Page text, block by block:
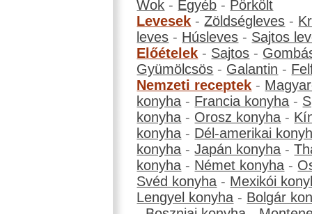
Wok - Egyéb - Pörkölt
Levesek -Zöldségleves -
leves - Húsleves - Sajtos
Előételek - Sajtos -
Gyümölcsös - Galantin -
Nemzeti receptek -
konyha - Francia konyha -
konyha - Orosz konyha -
konyha - Dél-amerikai
konyha -Japán konyha -
konyha - Német konyha -
Svéd konyha - Mexikói
Lengyel konyha - Bolgár